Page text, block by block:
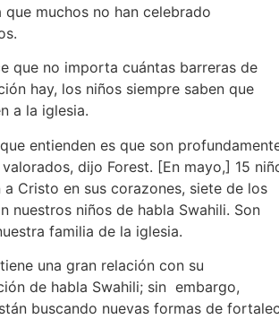
que muchos no han celebrado
que no importa cuántas barreras de
hay, los niños siempre saben que
a la iglesia.
entienden es que son
dijo Forest. [En mayo,] 15
Cristo en sus corazones, siete de los
nuestros niños de habla Swahili. Son
familia de la iglesia.
una gran relación con su
de habla Swahili; sin embargo,
buscando nuevas formas de